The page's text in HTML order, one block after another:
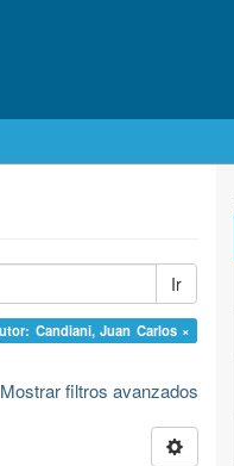
Ir
Candiani, Juan Carlos ×
Mostrar filtros avanzados